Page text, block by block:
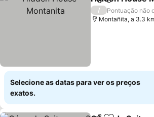
PartilharAdicionar
/
Pontuação não
Montañita, a 3.3
Selecione as datas para ver os preços
exatos.